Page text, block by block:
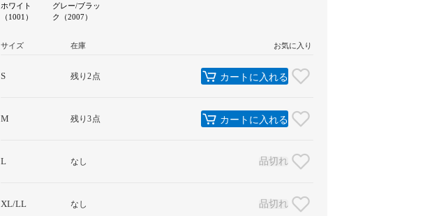
ホワイト
（1001）
グレー/ブラッ
ク（2007）
サイズ 在庫 お気に入り
S 残り2点 カートに入れる
M 残り3点 カートに入れる
L なし 品切れ
XL/LL なし 品切れ